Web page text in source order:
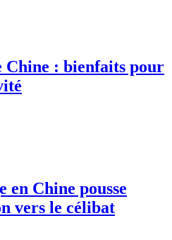
Chine : bienfaits pour
en Chine pousse
vers le célibat